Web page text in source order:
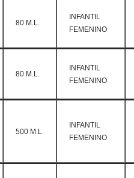
80 M.L.
INFANTIL
FEMENINO
80 M.L.
INFANTIL
FEMENINO
500 M.L.
INFANTIL
FEMENINO